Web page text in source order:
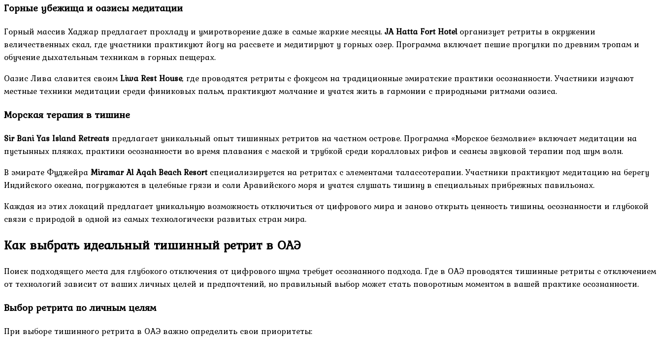
Горные убежища и оазисы медитации
Горный массив Хаджар предлагает прохладу и умиротворение даже в самые жаркие месяцы.JA Hatta Fort Hotelорганизует ретриты в окружении
величественных скал, где участники практикуют йогу на рассвете и медитируют у горных озер. Программа включает пешие прогулки по древним тропам и
обучение дыхательным техникам в горных пещерах.
Оазис Лива славится своимLiwa Rest House, где проводятся ретриты с фокусом на традиционные эмиратские практики осознанности. Участники изучают
местные техники медитации среди финиковых пальм, практикуют молчание и учатся жить в гармонии с природными ритмами оазиса.
Морская терапия в тишине
Sir Bani Yas Island Retreats предлагает уникальный опыт тишинных ретритов на частном острове. Программа «Морское безмолвие» включает медитации на
пустынных пляжах, практики осознанности во время плавания с маской и трубкой среди коралловых рифов и сеансы звуковой терапии под шум волн.
В эмирате ФуджейраMiramar Al Aqah Beach Resortспециализируется на ретритах с элементами талассотерапии. Участники практикуют медитацию на берегу
Индийского океана, погружаются в целебные грязи и соли Аравийского моря и учатся слушать тишину в специальных прибрежных павильонах.
Каждая из этих локаций предлагает уникальную возможность отключиться от цифрового мира и заново открыть ценность тишины, осознанности и глубокой
связи с природой в одной из самых технологически развитых стран мира.
Как выбрать идеальный тишинный ретрит в ОАЭ
Поиск подходящего места для глубокого отключения от цифрового шума требует осознанного подхода. Где в ОАЭ проводятся тишинные ретриты с отключением
от технологий зависит от ваших личных целей и предпочтений, но правильный выбор может стать поворотным моментом в вашей практике осознанности.
Выбор ретрита по личным целям
При выборе тишинного ретрита в ОАЭ важно определить свои приоритеты: